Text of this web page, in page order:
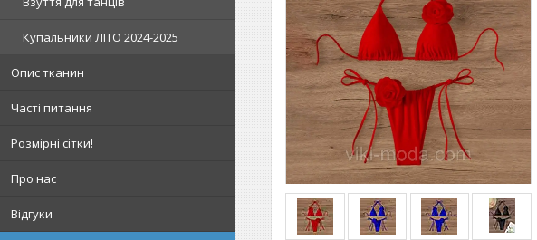
Купальники ЛІТО 2024-2025
Опис тканин
Часті питання
Розмірні сітки!
Про нас
Відгуки